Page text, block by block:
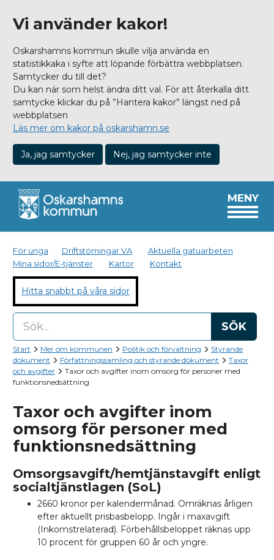
Vi använder kakor!
Oskarshamns kommun skulle vilja använda en
statistikkaka i syfte att löpande förbättra webbplatsen.
Samtycker du till det?
Du kan när som helst ändra ditt val. För att återkalla ditt
samtycke klickar du på ”Hantera kakor” längst ned på
webbplatsen
Läs mer om kakor på oskarshamn.se
Ja, jag samtycker Nej, jag samtycker inte
MENY
För unga Driftstörningar VA
Aktuella gatuarbeten
Mina sidor/E-tjänster
Kartor Kontakt
Hitta snabbt på våra sidor
SÖK
Start Mer om kommunen Politik och förvaltning
Styrande
dokument
Författningssamling och styrande dokument
Taxor
och avgifter
Taxor och avgifter inom omsorg för personer med
funktionsnedsättning
Taxor och avgifter inom
omsorg för personer med
funktionsnedsättning
Omsorgsavgift/hemtjänstavgift enligt
socialtjänstlagen (SoL)
2660 kronor per kalendermånad. Omräknas årligen
efter aktuellt prisbasbelopp. Ingår i maxavgift
(Inkomstrelaterad). Förbehållsbeloppet räknas upp
10 procent för gruppen 60 år och yngre.